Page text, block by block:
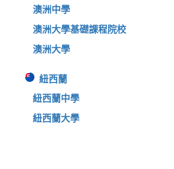
澳洲中學
澳洲大學基礎課程院校
澳洲大學
紐西蘭
紐西蘭中學
紐西蘭大學